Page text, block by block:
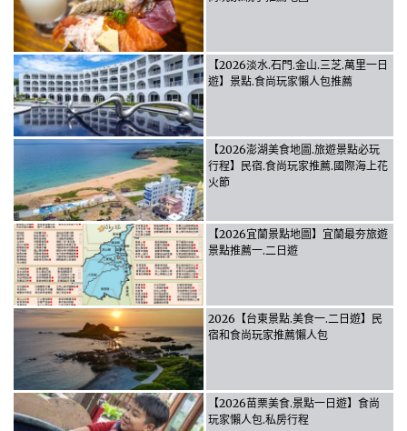
【2026淡水.石門.金山.三芝.萬里一日
遊】景點.食尚玩家懶人包推薦
【2026澎湖美食地圖.旅遊景點必玩
行程】民宿.食尚玩家推薦.國際海上花
火節
【2026宜蘭景點地圖】宜蘭最夯旅遊
景點推薦一.二日遊
2026【台東景點.美食一.二日遊】民
宿和食尚玩家推薦懶人包
【2026苗栗美食.景點一日遊】食尚
玩家懶人包.私房行程